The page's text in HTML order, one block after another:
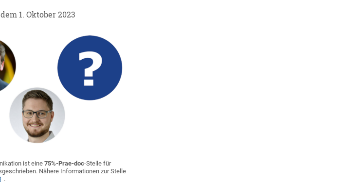
1. Oktober 2023
ist eine75%-Prae-doc-Stelle für
Nähere Informationen zur Stelle
.